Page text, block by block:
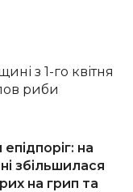
з 1-го квітня
риби
на
збільшилася
на грип та